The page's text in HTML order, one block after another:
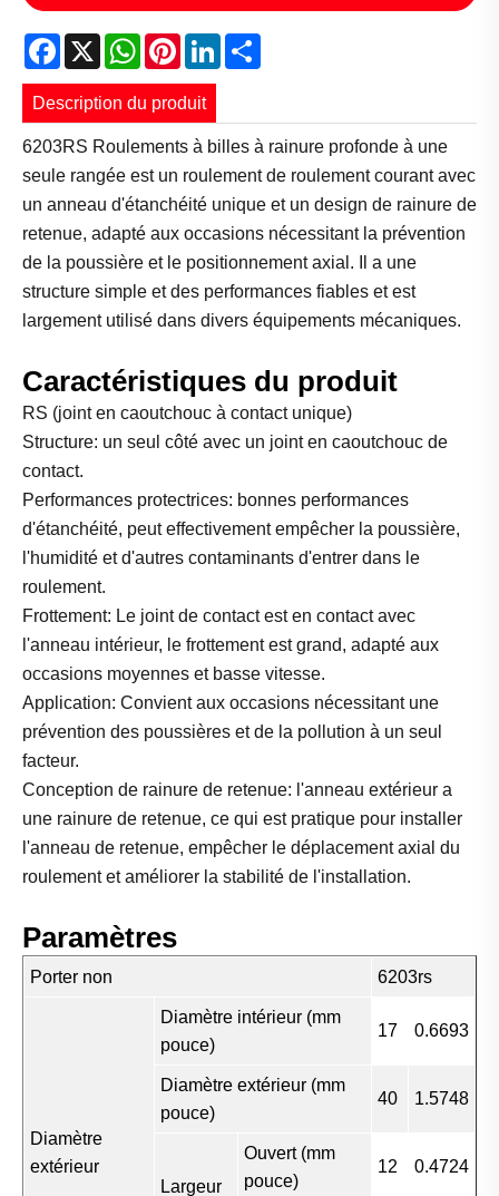
Facebook
X WhatsApp
PinterestLinkedIn
Description du produit
6203RS Roulements à billes à rainure profonde à une
seule rangée est un roulement de roulement courant avec
un anneau d'étanchéité unique et un design de rainure de
retenue, adapté aux occasions nécessitant la prévention
de la poussière et le positionnement axial. Il a une
structure simple et des performances fiables et est
largement utilisé dans divers équipements mécaniques.
Caractéristiques du produit
RS (joint en caoutchouc à contact unique)
Structure: un seul côté avec un joint en caoutchouc de
contact.
Performances protectrices: bonnes performances
d'étanchéité, peut effectivement empêcher la poussière,
l'humidité et d'autres contaminants d'entrer dans le
roulement.
Frottement: Le joint de contact est en contact avec
l'anneau intérieur, le frottement est grand, adapté aux
occasions moyennes et basse vitesse.
Application: Convient aux occasions nécessitant une
prévention des poussières et de la pollution à un seul
facteur.
Conception de rainure de retenue: l'anneau extérieur a
une rainure de retenue, ce qui est pratique pour installer
l'anneau de retenue, empêcher le déplacement axial du
roulement et améliorer la stabilité de l'installation.
Paramètres
Porter non 6203rs
Diamètre
extérieur
Diamètre intérieur (mm
pouce)
17 0.6693
Diamètre extérieur (mm
pouce)
40 1.5748
Largeur
Ouvert (mm
pouce)
12 0.4724